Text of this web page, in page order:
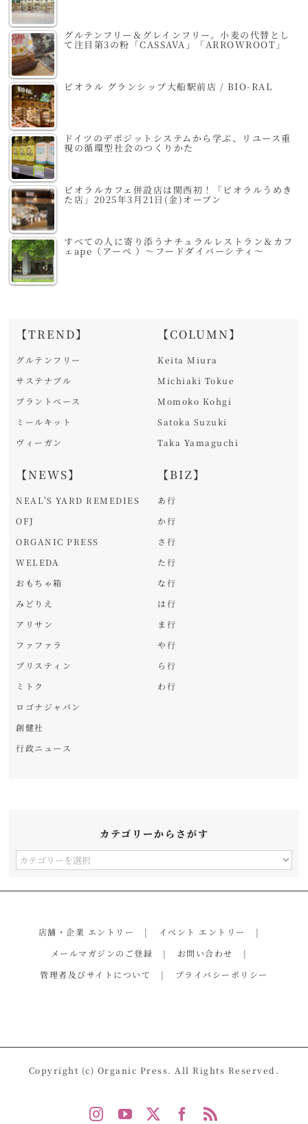
グルテンフリー＆グレインフリー。小麦の代替とし
て注目第3の粉「CASSAVA」「ARROWROOT」
ビオラル グランシップ大船駅前店 / BIO-RAL
ドイツのデポジットシステムから学ぶ、リユース重
視の循環型社会のつくりかた
ビオラルカフェ併設店は関西初！「ビオラルうめき
た店」2025年3月21日(金)オープン
すべての人に寄り添うナチュラルレストラン＆カフ
ェape（アーペ ）～フードダイバーシティ～
【TREND】
グルテンフリー
サステナブル
プラントベース
ミールキット
ヴィーガン
【NEWS】
NEAL'S YARD REMEDIES
OFJ
ORGANIC PRESS
WELEDA
おもちゃ箱
みどりえ
アリサン
ファファラ
プリスティン
ミトク
ロゴナジャパン
創健社
行政ニュース
【COLUMN】
Keita Miura
Michiaki Tokue
Momoko Kohgi
Satoka Suzuki
Taka Yamaguchi
【BIZ】
あ行
か行
さ行
た行
な行
は行
ま行
や行
ら行
わ行
カテゴリーからさがす
カ
す
店舗・企業 エントリー
イベント エントリー
メールマガジンのご登録
お問い合わせ
管理者及びサイトについて
プライバシーポリシー
Copyright (c) Organic Press. All Rights Reserved.
InstagramYouTube Facebook